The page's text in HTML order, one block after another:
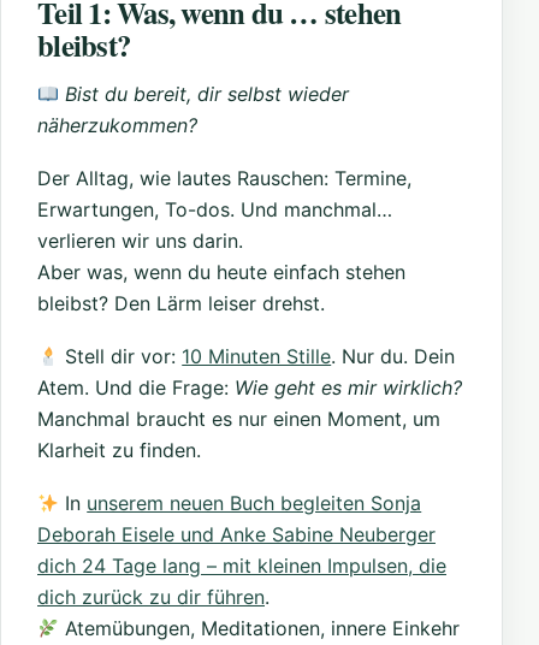
Teil 1: Was, wenn du … stehen
bleibst?
Bist du bereit, dir selbst wieder
näherzukommen?
Der Alltag, wie lautes Rauschen: Termine,
Erwartungen, To-dos. Und manchmal…
verlieren wir uns darin.
Aber was, wenn du heute einfach stehen
bleibst? Den Lärm leiser drehst.
Stell dir vor: 10 Minuten Stille. Nur du. Dein
Atem. Und die Frage: Wie geht es mir wirklich?
Manchmal braucht es nur einen Moment, um
Klarheit zu finden.
In unserem neuen Buch begleiten Sonja
Deborah Eisele und Anke Sabine Neuberger
dich 24 Tage lang – mit kleinen Impulsen, die
dich zurück zu dir führen.
Atemübungen, Meditationen, innere Einkehr